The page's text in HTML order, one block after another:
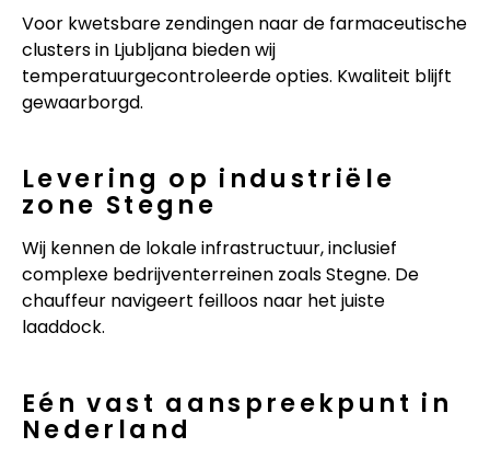
Voor kwetsbare zendingen naar de farmaceutische
clusters in Ljubljana bieden wij
temperatuurgecontroleerde opties. Kwaliteit blijft
gewaarborgd.
Levering op industriële
zone Stegne
Wij kennen de lokale infrastructuur, inclusief
complexe bedrijventerreinen zoals Stegne. De
chauffeur navigeert feilloos naar het juiste
laaddock.
Eén vast aanspreekpunt in
Nederland